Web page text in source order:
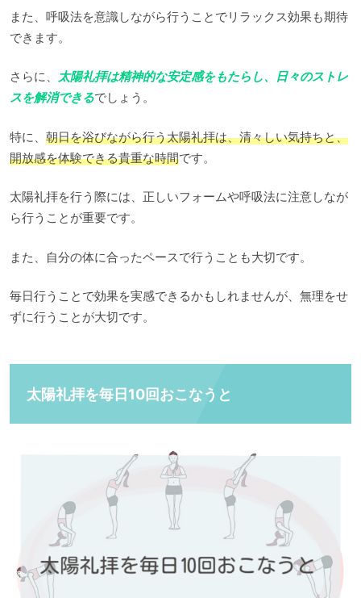
また、呼吸法を意識しながら行うことでリラックス効果も期待
できます。
さらに、 太陽礼拝は精神的な安定感をもたらし、日々のストレ
スを解消できるでしょう。
特に、 朝日を浴びながら行う太陽礼拝は、清々しい気持ちと、
開放感を体験できる貴重な時間です。
太陽礼拝を行う際には、正しいフォームや呼吸法に注意しなが
ら行うことが重要です。
また、自分の体に合ったペースで行うことも大切です。
毎日行うことで効果を実感できるかもしれませんが、無理をせ
ずに行うことが大切です。
太陽礼拝を毎日10回おこなうと